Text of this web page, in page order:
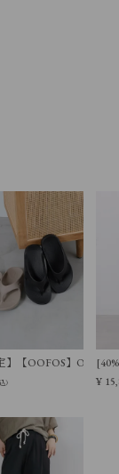
Tote
ーパンツ
】【OOFOS】
）
¥